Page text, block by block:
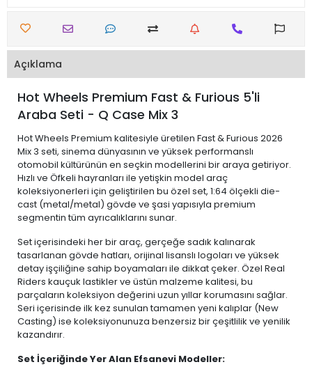
Açıklama
Hot Wheels Premium Fast & Furious 5'li
Araba Seti - Q Case Mix 3
Hot Wheels Premium kalitesiyle üretilen Fast & Furious 2026
Mix 3 seti, sinema dünyasının ve yüksek performanslı
otomobil kültürünün en seçkin modellerini bir araya getiriyor.
Hızlı ve Öfkeli hayranları ile yetişkin model araç
koleksiyonerleri için geliştirilen bu özel set, 1:64 ölçekli die-
cast (metal/metal) gövde ve şasi yapısıyla premium
segmentin tüm ayrıcalıklarını sunar.
Set içerisindeki her bir araç, gerçeğe sadık kalınarak
tasarlanan gövde hatları, orijinal lisanslı logoları ve yüksek
detay işçiliğine sahip boyamaları ile dikkat çeker. Özel Real
Riders kauçuk lastikler ve üstün malzeme kalitesi, bu
parçaların koleksiyon değerini uzun yıllar korumasını sağlar.
Seri içerisinde ilk kez sunulan tamamen yeni kalıplar (New
Casting) ise koleksiyonunuza benzersiz bir çeşitlilik ve yenilik
kazandırır.
Set İçeriğinde Yer Alan Efsanevi Modeller: